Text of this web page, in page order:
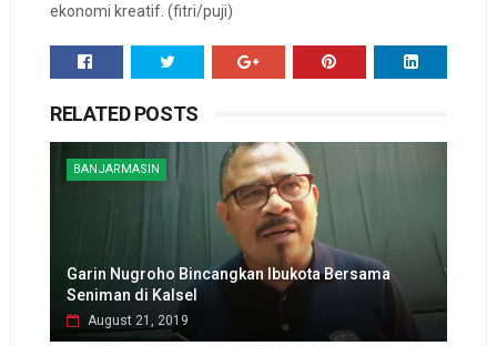
ekonomi kreatif. (fitri/puji)
RELATED POSTS
BANJARMASIN
Garin Nugroho Bincangkan Ibukota Bersama
Seniman di Kalsel
August 21, 2019